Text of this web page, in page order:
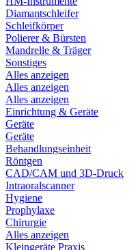
Diamantschleifer
Schleifkörper
Polierer & Bürsten
Mandrelle & Träger
Sonstiges
Alles anzeigen
Alles anzeigen
Alles anzeigen
Einrichtung & Geräte
Geräte
Geräte
Behandlungseinheit
Röntgen
CAD/CAM und 3D-Druck
Intraoralscanner
Hygiene
Prophylaxe
Chirurgie
Alles anzeigen
Kleingeräte Praxis